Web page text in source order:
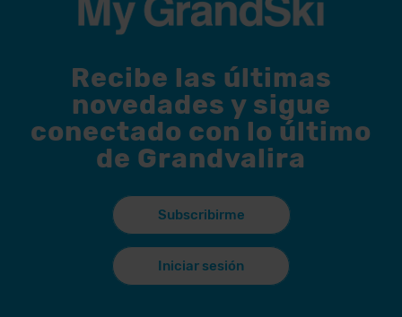
Recibe las últimas
novedades y sigue
conectado con lo último
de Grandvalira
Subscribirme
Iniciar sesión